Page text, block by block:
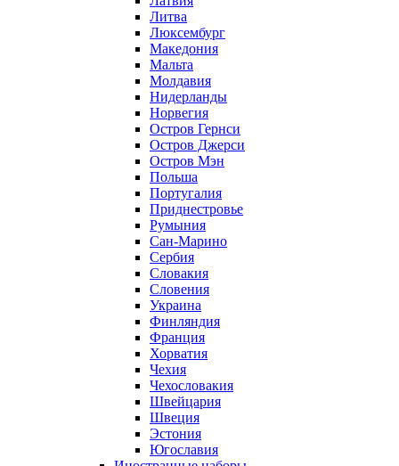
Литва
Люксембург
Македония
Мальта
Молдавия
Нидерланды
Норвегия
Остров Гернси
Остров Джерси
Остров Мэн
Польша
Португалия
Приднестровье
Румыния
Сан-Марино
Сербия
Словакия
Словения
Украина
Финляндия
Франция
Хорватия
Чехия
Чехословакия
Швейцария
Швеция
Эстония
Югославия